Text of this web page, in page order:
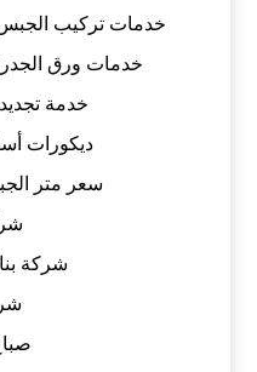
خدمات تركيب الجبس بورد
خدمات ورق الجدران فى
خدمة
ديكورات
سعر متر
شركة
صباغ 24